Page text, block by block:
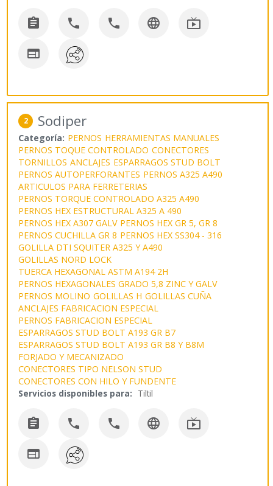
    

2 Sodiper
Categoría: PERNOS HERRAMIENTAS MANUALES
PERNOS TOQUE CONTROLADO CONECTORES
TORNILLOS ANCLAJES ESPARRAGOS STUD BOLT
PERNOS AUTOPERFORANTES PERNOS A325 A490
ARTICULOS PARA FERRETERIAS
PERNOS TORQUE CONTROLADO A325 A490
PERNOS HEX ESTRUCTURAL A325 A 490
PERNOS HEX A307 GALV PERNOS HEX GR 5, GR 8
PERNOS CUCHILLA GR 8 PERNOS HEX SS304 - 316
GOLILLA DTI SQUITER A325 Y A490
GOLILLAS NORD LOCK
TUERCA HEXAGONAL ASTM A194 2H
PERNOS HEXAGONALES GRADO 5,8 ZINC Y GALV
PERNOS MOLINO GOLILLAS H GOLILLAS CUÑA
ANCLAJES FABRICACION ESPECIAL
PERNOS FABRICACION ESPECIAL
ESPARRAGOS STUD BOLT A193 GR B7
ESPARRAGOS STUD BOLT A193 GR B8 Y B8M
FORJADO Y MECANIZADO
CONECTORES TIPO NELSON STUD
CONECTORES CON HILO Y FUNDENTE
Servicios disponibles para: Tiltil
    
